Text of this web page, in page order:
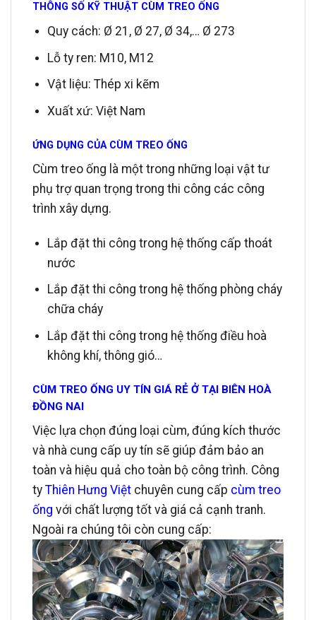
THÔNG SỐ KỸ THUẬT CÙM TREO ỐNG
Quy cách: Ø 21, Ø 27, Ø 34,… Ø 273
Lỗ ty ren: M10, M12
Vật liệu: Thép xi kẽm
Xuất xứ: Việt Nam
ỨNG DỤNG CỦA CÙM TREO ỐNG
Cùm treo ống là một trong những loại vật tư
phụ trợ quan trọng trong thi công các công
trình xây dựng.
Lắp đặt thi công trong hệ thống cấp thoát
nước
Lắp đặt thi công trong hệ thống phòng cháy
chữa cháy
Lắp đặt thi công trong hệ thống điều hoà
không khí, thông gió…
CÙM TREO ỐNG UY TÍN GIÁ RẺ Ở TẠI BIÊN HOÀ
ĐỒNG NAI
Việc lựa chọn đúng loại cùm, đúng kích thước
và nhà cung cấp uy tín sẽ giúp đảm bảo an
toàn và hiệu quả cho toàn bộ công trình. Công
ty Thiên Hưng Việt chuyên cung cấp cùm treo
ống với chất lượng tốt và giá cả cạnh tranh.
Ngoài ra chúng tôi còn cung cấp: